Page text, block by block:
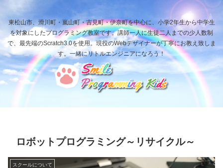
東松山市、滑川町・嵐山町・吉見町・伊奈町を中心に、小学2年生から中学生
を対象にしたプログラミング教室です。講師一人に生徒二人までの少人数制
で、最先端のScratch3.0を使用。現役のWebデザイナーが丁寧にお教え致しま
す。一緒にリトルエンジニアになろう！
ロボットプログラミング～リサイクル～
スクールについて